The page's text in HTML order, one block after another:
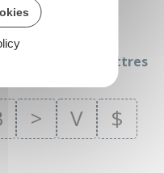
sur
toutes les lettres
> V $